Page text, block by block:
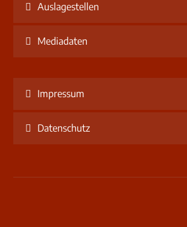
Auslagestellen
Mediadaten
Impressum
Datenschutz